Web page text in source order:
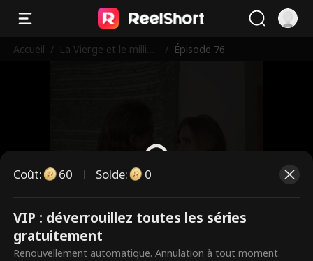
Accueil / La Vierge et le milliar
/ Épisode 76
Ce sont des épisodes payants.
Débloquez pour regarder.
Coût: 60 Solde: 0
VIP : déverrouillez toutes les séries
gratuitement
Renouvellement automatique. Annulation à tout moment.